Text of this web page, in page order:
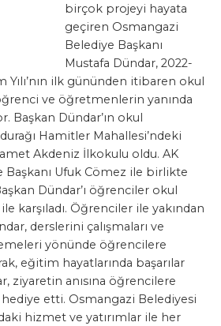
birçok projeyi hayata
geçiren Osmangazi
Belediye Başkanı
Mustafa Dündar, 2022-
ilk gününden itibaren okul
ve öğretmenlerin yanında
Başkan Dündar’ın okul
Hamitler Mahallesi’ndeki
Akdeniz İlkokulu oldu. AK
Başkanı Ufuk Cömez ile birlikte
Dündar’ı öğrenciler okul
karşıladı. Öğrenciler ile yakından
derslerini çalışmaları ve
yönünde öğrencilere
eğitim hayatlarında başarılar
ziyaretin anısına öğrencilere
etti. Osmangazi Belediyesi
hizmet ve yatırımlar ile her